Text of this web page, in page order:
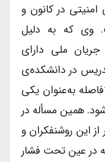
در کانون و
وی که به دلیل
ملی دارای
در دانشکده‌ی
به‌عنوان یکی
همین مسأله در
این روشنفکران و
عین تحت فشار